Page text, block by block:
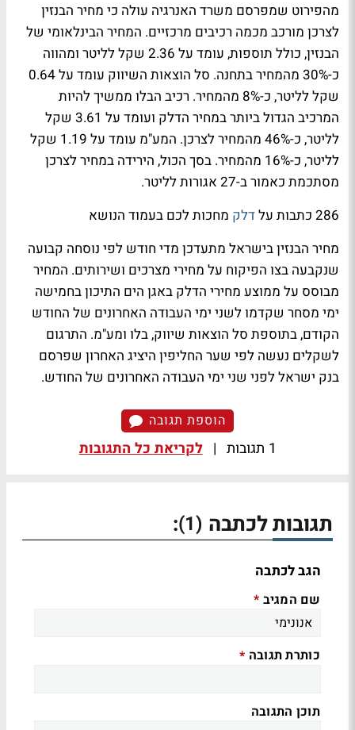
מהפירוט שמפרסם משרד האנרגיה עולה כי מחיר הבנזין
לצרכן מורכב מכמה רכיבים מרכזיים. המחיר הבינלאומי של
הבנזין, כולל תוספות, עומד על 2.36 שקל לליטר ומהווה
כ-30% מהמחיר בתחנה. סל הוצאות השיווק עומד על 0.64
שקל לליטר, כ-8% מהמחיר. רכיב הבלו ממשיך להיות
המרכיב הגדול ביותר במחיר הדלק ועומד על 3.61 שקל
לליטר, כ-46% מהמחיר לצרכן. המע"מ עומד על 1.19 שקל
לליטר, כ-16% מהמחיר. בסך הכול, הירידה במחיר לצרכן
מסתכמת כאמור ב-27 אגורות לליטר.
286 כתבות על
דלק מחכות לכם בעמוד הנושא
מחיר הבנזין בישראל מתעדכן מדי חודש לפי נוסחה קבועה
שנקבעה בצו הפיקוח על מחירי מצרכים ושירותים. המחיר
מבוסס על ממוצע מחירי הדלק באגן הים התיכון בחמישה
ימי מסחר שקדמו לשני ימי העבודה האחרונים של החודש
הקודם, בתוספת סל הוצאות שיווק, בלו ומע"מ. התרגום
לשקלים נעשה לפי שער החליפין היציג האחרון שפרסם
בנק ישראל לפני שני ימי העבודה האחרונים של החודש.
הוספת תגובה
1 תגובות | לקריאת כל התגובות
תגובות לכתבה (1)
:
הגב לכתבה
שם המגיב *
כותרת תגובה *
תוכן התגובה